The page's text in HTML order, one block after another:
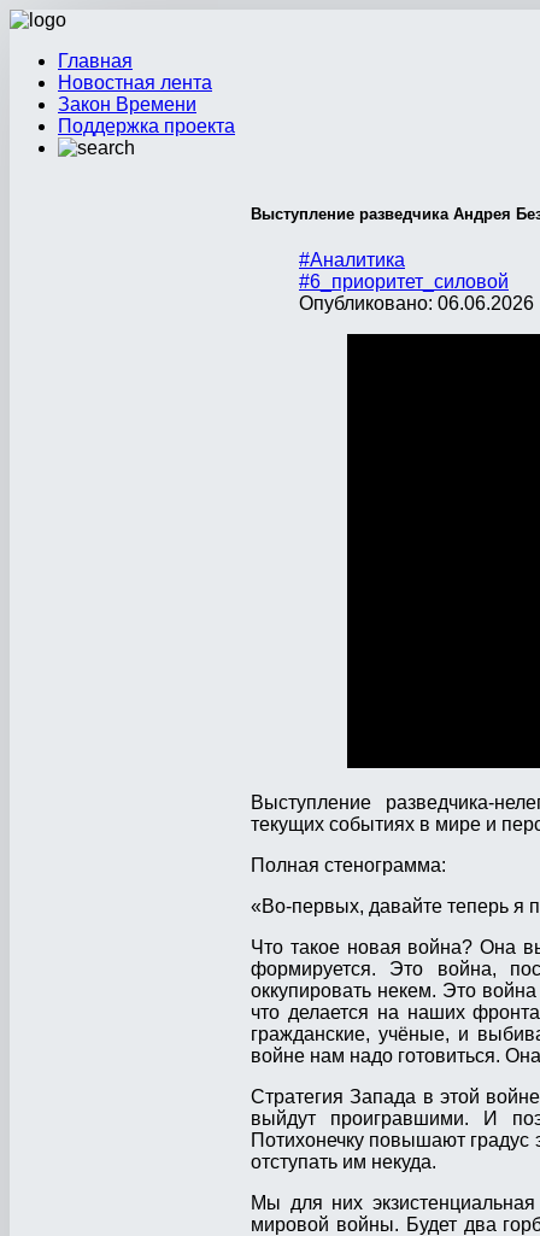
Главная
Новостная лента
Закон Времени
Поддержка проекта
Выступление разведчика Андрея
#Аналитика
#6_приоритет_силовой
Опубликовано: 06.06.2026
Выступление разведчика-
текущих событиях в мире и
Полная стенограмма:
«Во-первых, давайте теперь
Что такое новая война? Она
формируется. Это война,
оккупировать некем. Это
что делается на наших
гражданские, учёные, и
войне нам надо готовиться.
Стратегия Запада в этой
выйдут проигравшими. И
Потихонечку повышают градус
отступать им некуда.
Мы для них
мировой войны. Будет два